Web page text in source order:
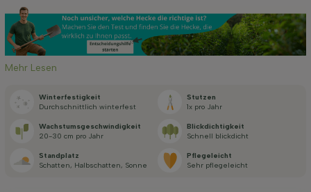
Höhe bei Lieferung (cm)
Breite bei Lieferung (cm)
Anwendung
Mehr Lesen
Winterfestigkeit
Durchschnittlich winterfest
Stutzen
1x pro Jahr
Wachstums­geschwindigkeit
20-30 cm pro Jahr
Blickdichtigkeit
Schnell blickdicht
Standplatz
Schatten, Halbschatten, Sonne
Pflegeleicht
Sehr pflegeleicht